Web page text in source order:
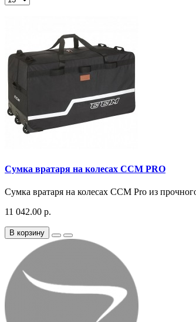
Сумка вратаря на колесах CCM PRO
Сумка вратаря на колесах CCM Pro из
11 042.00 р.
В корзину